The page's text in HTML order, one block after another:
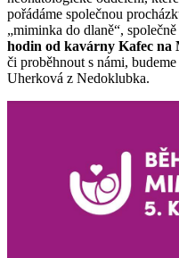
pořádáme společnou
„miminka do dlaně“,
hodin od kavárny Kafec na
či proběhnout s námi,
Uherková z Nedoklubka.